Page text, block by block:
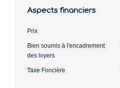
Aspects financiers
Prix
Bien soumis à l'encadrement
des loyers
Taxe Foncière